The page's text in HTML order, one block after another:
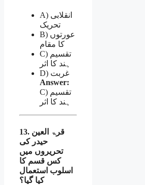
A) انقلابی
تحریک
B) عورتوں
کا مقام
C) تقسیم
ہند کا اثر
D) غربت
Answer:
C) تقسیم
ہند کا اثر
13. قرۃ العین
حیدر کی
تحریروں میں
کس قسم کا
اسلوب استعمال
کیا گیا؟